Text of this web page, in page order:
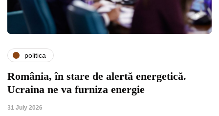
politica
România, în stare de alertă energetică.
Ucraina ne va furniza energie
31 July 2026